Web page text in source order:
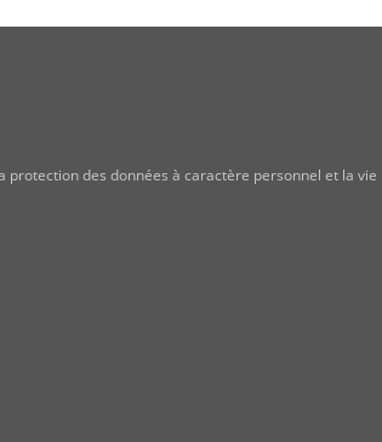
protection des données à caractère personnel et la vie